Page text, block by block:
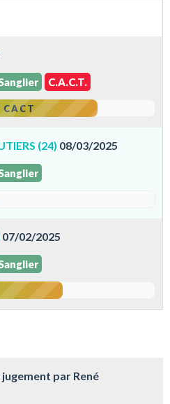
C.A.C.T.
CACT
(24) 08/03/2025
07/02/2025
par René